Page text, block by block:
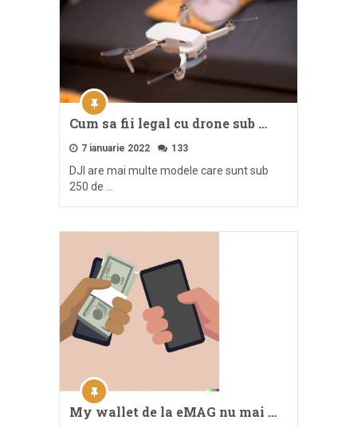
Cum sa fii legal cu drone sub …
7 ianuarie 2022 133
DJI are mai multe modele care sunt sub
250 de …
My wallet de la eMAG nu mai …